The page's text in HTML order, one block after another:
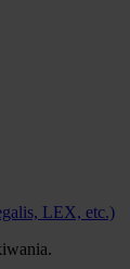
LEX, etc.)